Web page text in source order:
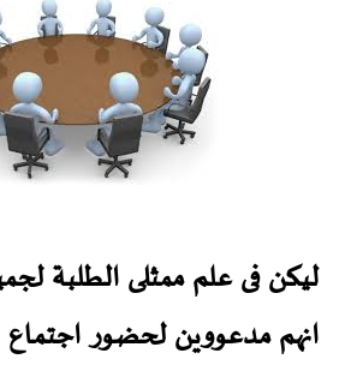
ليكن فى علم ممثلى الطلبة
انهم مدعووين لحضور اجتماع